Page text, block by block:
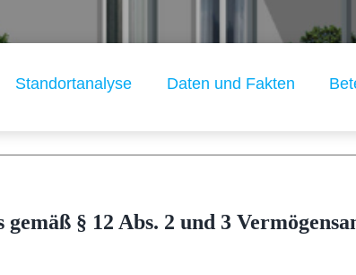
Standortanalyse Daten und Fakten
§ 12 Abs. 2 und 3